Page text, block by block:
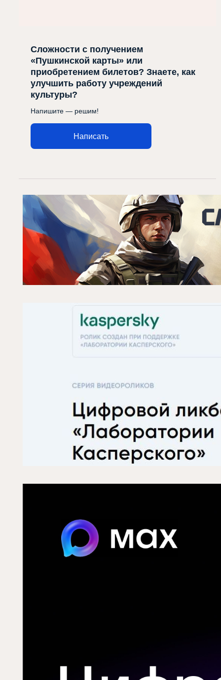
Сложности с получением
«Пушкинской карты» или
приобретением билетов? Знаете, как
улучшить работу учреждений
культуры?
Напишите — решим!
Написать